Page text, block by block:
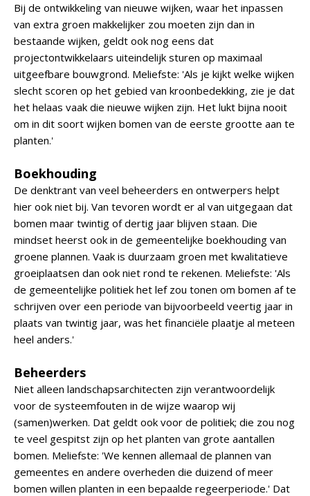
Bij de ontwikkeling van nieuwe wijken, waar het inpassen
van extra groen makkelijker zou moeten zijn dan in
bestaande wijken, geldt ook nog eens dat
projectontwikkelaars uiteindelijk sturen op maximaal
uitgeefbare bouwgrond. Meliefste: 'Als je kijkt welke wijken
slecht scoren op het gebied van kroonbedekking, zie je dat
het helaas vaak die nieuwe wijken zijn. Het lukt bijna nooit
om in dit soort wijken bomen van de eerste grootte aan te
planten.'
Boekhouding
De denktrant van veel beheerders en ontwerpers helpt
hier ook niet bij. Van tevoren wordt er al van uitgegaan dat
bomen maar twintig of dertig jaar blijven staan. Die
mindset heerst ook in de gemeentelijke boekhouding van
groene plannen. Vaak is duurzaam groen met kwalitatieve
groeiplaatsen dan ook niet rond te rekenen. Meliefste: 'Als
de gemeentelijke politiek het lef zou tonen om bomen af te
schrijven over een periode van bijvoorbeeld veertig jaar in
plaats van twintig jaar, was het financiële plaatje al meteen
heel anders.'
Beheerders
Niet alleen landschapsarchitecten zijn verantwoordelijk
voor de systeemfouten in de wijze waarop wij
(samen)werken. Dat geldt ook voor de politiek; die zou nog
te veel gespitst zijn op het planten van grote aantallen
bomen. Meliefste: 'We kennen allemaal de plannen van
gemeentes en andere overheden die duizend of meer
bomen willen planten in een bepaalde regeerperiode.' Dat